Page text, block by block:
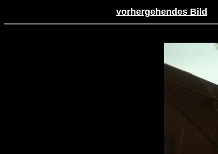
vorhergehendes Bild